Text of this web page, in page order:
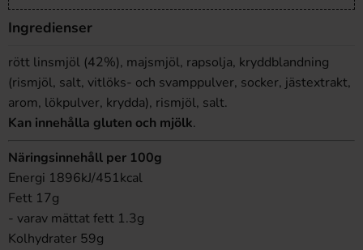
Ingredienser
rött linsmjöl (42%), majsmjöl, rapsolja, kryddblandning
(rismjöl, salt, vitlöks- och svamppulver, socker, jästextrakt,
arom, lökpulver, krydda), rismjöl, salt.
Kan innehålla gluten och mjölk.
Näringsinnehåll per 100g
Energi 1896kJ/451kcal
Fett 17g
- varav mättat fett 1.3g
Kolhydrater 59g